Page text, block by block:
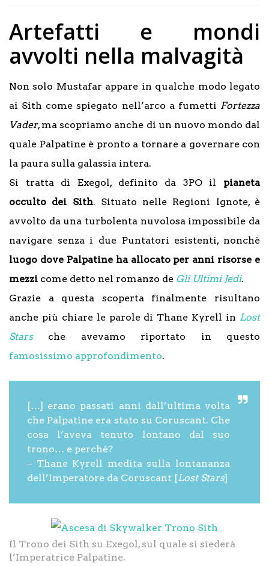
Artefatti e mondi
avvolti nella malvagità
Non solo Mustafar appare in qualche modo legato
ai Sith come spiegato nell’arco a fumetti Fortezza
Vader, ma scopriamo anche di un nuovo mondo dal
quale Palpatine è pronto a tornare a governare con
la paura sulla galassia intera.
Si tratta di Exegol, definito da 3PO il pianeta
occulto dei Sith. Situato nelle Regioni Ignote, è
avvolto da una turbolenta nuvolosa impossibile da
navigare senza i due Puntatori esistenti, nonchè
luogo dove Palpatine ha allocato per anni risorse e
mezzi come detto nel romanzo de Gli Ultimi Jedi.
Grazie a questa scoperta finalmente risultano
anche più chiare le parole di Thane Kyrell in Lost
Starsche avevamo riportato in questo
famosissimo approfondimento.
[…] erano passati anni dall’ultima volta
che Palpatine era stato su Coruscant. Che
cosa l’aveva tenuto lontano dal suo
trono… e perché?
– Thane Kyrell medita sulla lontananza
dell’Imperatore da Coruscant [Lost Stars]
Il Trono dei Sith su Exegol, sul quale si siederà
l’Imperatrice Palpatine.